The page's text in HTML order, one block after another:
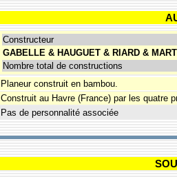
Constructeur
GABELLE & HAUGUET & RIARD &
Nombre total de constructions
Planeur construit en bambou.
Construit au Havre (France) par les quatre
Pas de personnalité associée